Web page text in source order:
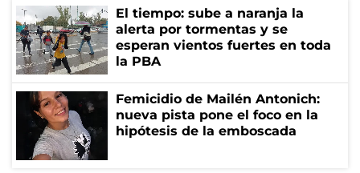
El tiempo: sube a naranja la
alerta por tormentas y se
esperan vientos fuertes en toda
la PBA
Femicidio de Mailén Antonich:
nueva pista pone el foco en la
hipótesis de la emboscada